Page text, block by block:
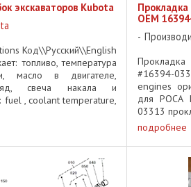
экскаваторов Kubota
Код\\Русский\\English
топливо, температура
масло в двигателе,
свеча накала и
fuel , coolant temperature,
OEM
#16394-
engines
для РОСА
03313
подробнее